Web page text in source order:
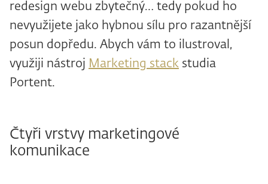
redesign webu zbytečný… tedy pokud ho
nevyužijete jako hybnou sílu pro razantnější
posun dopředu. Abych vám to ilustroval,
využiji nástroj Marketing stack studia
Portent.
Čtyři vrstvy marketingové
komunikace